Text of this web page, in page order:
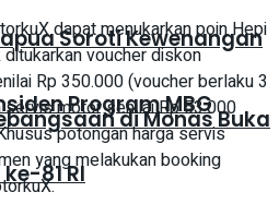
di Monas Buka
81 RI
Soroti Kewenangan
Program MBG
dapat menukarkan poin Hepi
voucher diskon
Rp 350.000 (voucher berlaku 3
servis motor senilai Rp 53.000
potongan harga servis
yang melakukan booking